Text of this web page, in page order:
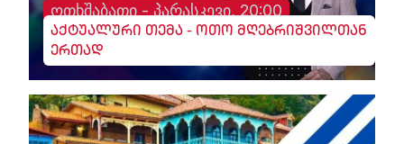
ოთხშაბათი - პარასკევი, 20:00
აქტუალური თემა - ოთო მღებრიშვილთან
ერთად